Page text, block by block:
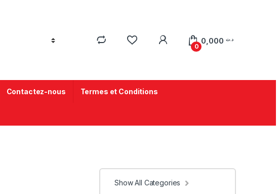
0
د.ت
Contactez-nous Termes et Conditions
Show All Categories